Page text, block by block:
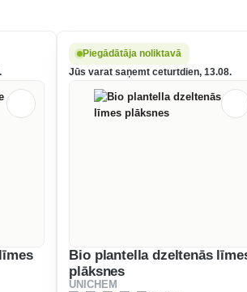
Piegādātāja noliktavā
Jūs varat saņemt ceturtdien, 13.08.
Bio plantella dzeltenās
plāksnes
UNICHEM